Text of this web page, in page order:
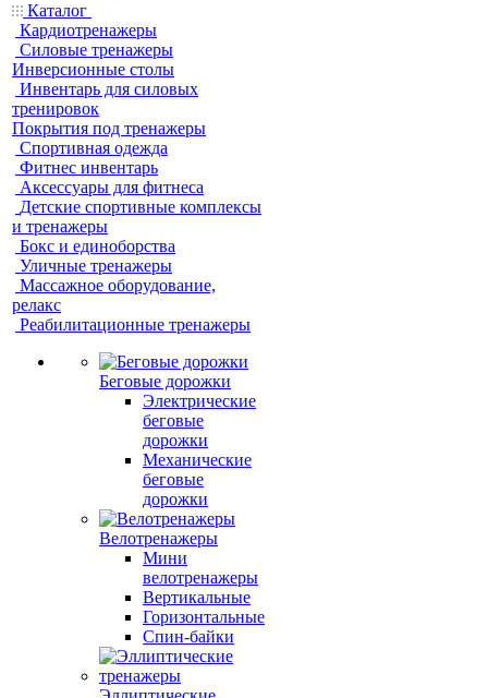
Каталог
Кардиотренажеры
Силовые тренажеры
Инверсионные столы
Инвентарь для силовых
тренировок
Покрытия под тренажеры
Спортивная одежда
Фитнес инвентарь
Аксессуары для фитнеса
Детские спортивные комплексы
и тренажеры
Бокс и единоборства
Уличные тренажеры
Массажное оборудование,
релакс
Реабилитационные тренажеры
Беговые дорожки
Электрические
беговые
дорожки
Механические
беговые
дорожки
Велотренажеры
Мини
велотренажеры
Вертикальные
Горизонтальные
Спин-байки